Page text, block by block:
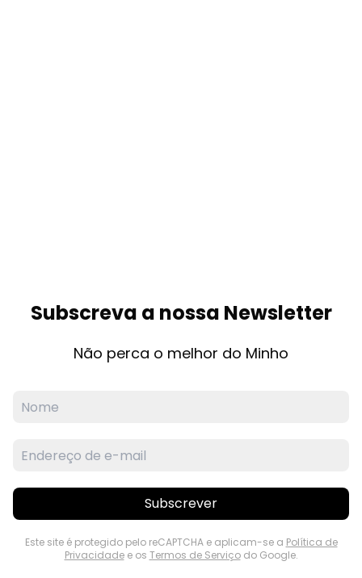
Subscreva a nossa Newsletter
Não perca o melhor do Minho
Subscrever
Este site é protegido pelo reCAPTCHA e aplicam-se a Política de
Privacidadee os Termos de Serviçodo Google.